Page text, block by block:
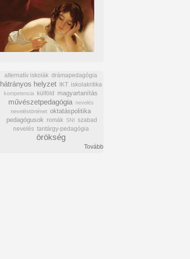
alternatív iskolák drámapedagógia
hátrányos helyzet IKT iskolakritika
kompetencia külföld magyartanítás
művészetpedagógia
nevelés
neveléstörténet oktatáspolitika
pedagógusok romák SNI szabad
nevelés tantárgy-pedagógia
örökség
Tovább